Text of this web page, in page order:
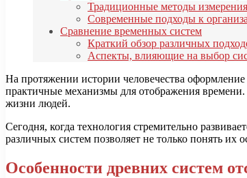
Традиционные методы
Современные подходы к
Сравнение временных систем
Краткий обзор различных
Аспекты, влияющие на выбор
На протяжении истории человечества
практичные механизмы для отображения
жизни людей.
Сегодня, когда технология стремительно
различных систем позволяет не только понять
Особенности древних систем